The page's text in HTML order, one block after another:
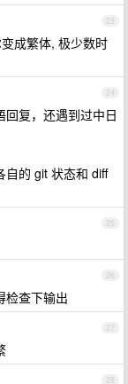
23
成繁体, 极少数时
24
复，还遇到过中日
自的 git 状态和 diff
25
26
检查下输出
27
28